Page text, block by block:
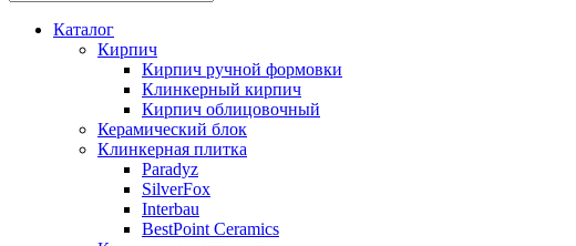
Каталог
Кирпич
Кирпич ручной формовки
Клинкерный кирпич
Кирпич облицовочный
Керамический блок
Клинкерная плитка
Paradyz
SilverFox
Interbau
BestPoint Ceramics